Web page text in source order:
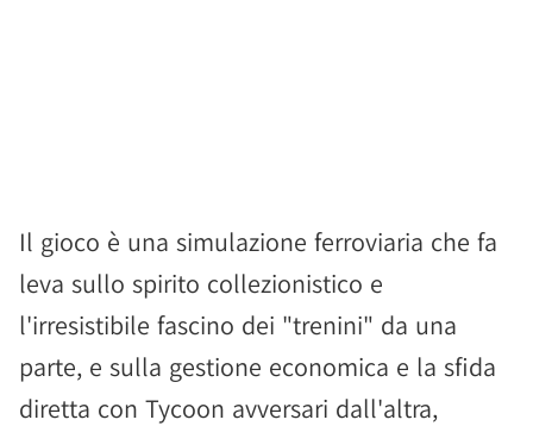
Il gioco è una simulazione ferroviaria che fa
leva sullo spirito collezionistico e
l'irresistibile fascino dei "trenini" da una
parte, e sulla gestione economica e la sfida
diretta con Tycoon avversari dall'altra,